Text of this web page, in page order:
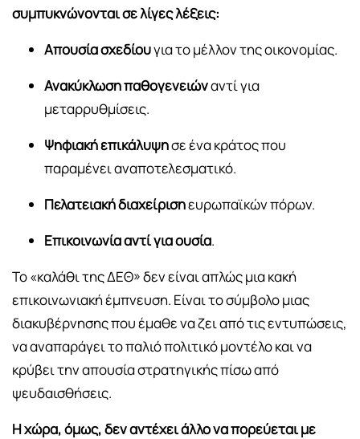
συμπυκνώνονται σε λίγες λέξεις:
Απουσία σχεδίουγια το μέλλον της οικονομίας.
Ανακύκλωση παθογενειώναντί για
μεταρρυθμίσεις.
Ψηφιακή επικάλυψησε ένα κράτος που
παραμένει αναποτελεσματικό.
Πελατειακή διαχείρισηευρωπαϊκών πόρων.
Επικοινωνία αντί για ουσία.
Το «καλάθι της ΔΕΘ» δεν είναι απλώς μια κακή
επικοινωνιακή έμπνευση. Είναι το σύμβολο μιας
διακυβέρνησης που έμαθε να ζει από τις εντυπώσεις,
να αναπαράγει το παλιό πολιτικό μοντέλο και να
κρύβει την απουσία στρατηγικής πίσω από
ψευδαισθήσεις.
Η χώρα, όμως, δεν αντέχει άλλο να πορεύεται με